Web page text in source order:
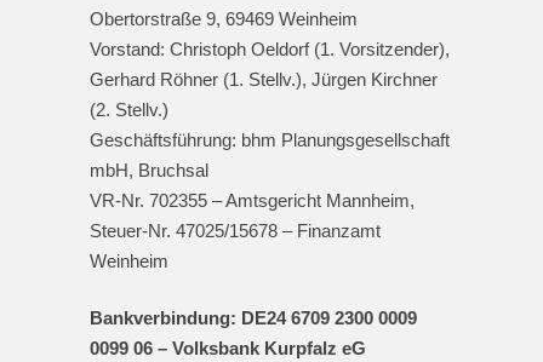
Obertorstraße 9, 69469 Weinheim
Vorstand: Christoph Oeldorf (1. Vorsitzender),
Gerhard Röhner (1. Stellv.), Jürgen Kirchner
(2. Stellv.)
Geschäftsführung: bhm Planungsgesellschaft
mbH, Bruchsal
VR-Nr. 702355 – Amtsgericht Mannheim,
Steuer-Nr. 47025/15678 – Finanzamt
Weinheim
Bankverbindung: DE24 6709 2300 0009
0099 06 – Volksbank Kurpfalz eG